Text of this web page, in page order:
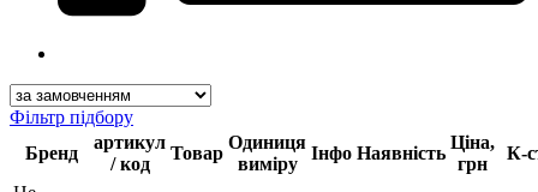
Фільтр підбору
Бренд
артикул
/ код
Товар
Одиниця
виміру
Інфо Наявність
Ціна,
грн
К-